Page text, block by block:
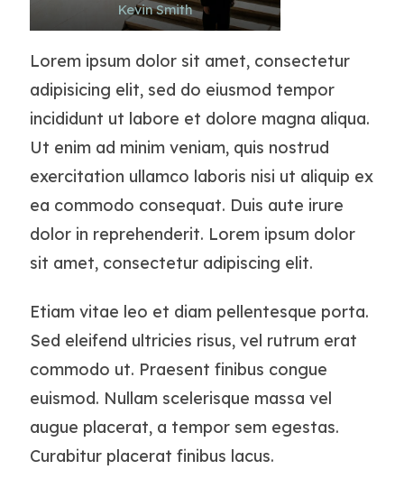
Kevin Smith
Lorem ipsum dolor sit amet, consectetur
adipisicing elit, sed do eiusmod tempor
incididunt ut labore et dolore magna aliqua.
Ut enim ad minim veniam, quis nostrud
exercitation ullamco laboris nisi ut aliquip ex
ea commodo consequat. Duis aute irure
dolor in reprehenderit. Lorem ipsum dolor
sit amet, consectetur adipiscing elit.
Etiam vitae leo et diam pellentesque porta.
Sed eleifend ultricies risus, vel rutrum erat
commodo ut. Praesent finibus congue
euismod. Nullam scelerisque massa vel
augue placerat, a tempor sem egestas.
Curabitur placerat finibus lacus.